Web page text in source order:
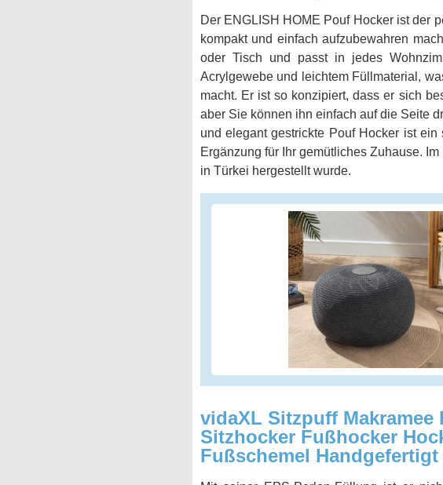
Der ENGLISH HOME Pouf Hocker ist der
kompakt und einfach aufzubewahren
oder Tisch und passt in jedes
Acrylgewebe und leichtem Füllmaterial,
macht. Er ist so konzipiert, dass er sich
aber Sie können ihn einfach auf die Seite
und elegant gestrickte Pouf Hocker ist
Ergänzung für Ihr gemütliches Zuhause.
in Türkei hergestellt wurde.
vidaXL Sitzpuff
Sitzhocker Fußhocker
Fußschemel